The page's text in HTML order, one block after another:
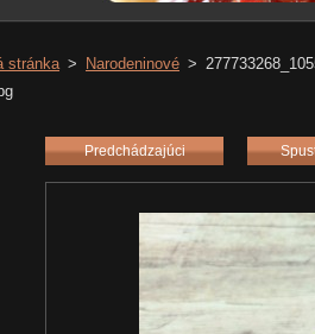
stránka > Narodeninové >
Predchádzajúci